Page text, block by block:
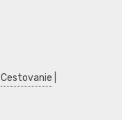
Cestovanie